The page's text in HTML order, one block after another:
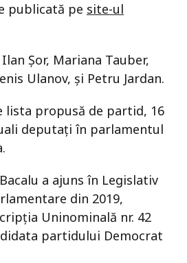
publicată pe site-ul
Șor, Mariana Tauber,
Ulanov, și Petru Jardan.
lista propusă de partid, 16
deputați în parlamentul
a ajuns în Legislativ
din 2019,
Uninominală nr. 42
partidului Democrat